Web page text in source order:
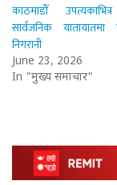
काठमाडौँ
सार्वजनिक यातायातमा
निगरानी
June 23, 2026
In "मुख्य समाचार"